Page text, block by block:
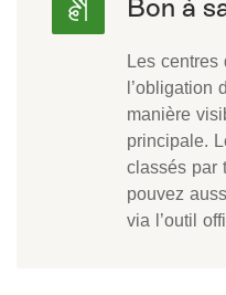
Les centres
l’obligation
manière
principale.
classés par
pouvez
via l’outil